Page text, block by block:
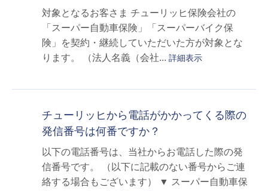
対象となるお客さま チューリッヒ保険会社の
「スーパー自動車保険」「スーパーバイク保
険」を契約・継続していただいた方が対象とな
ります。 （法人名義（会社... 詳細表示
チューリッヒから電話がかかってくる際の
発信番号は何番ですか？
以下の電話番号は、当社からお電話した際の発
信番号です。 （以下に記載のない番号からご連
絡する場合もございます） ▼ スーパー自動車保